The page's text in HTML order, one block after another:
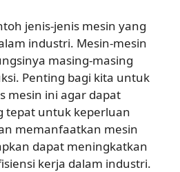
jenis-jenis mesin yang
industri. Mesin-mesin
masing-masing
Penting bagi kita untuk
mesin ini agar dapat
tepat untuk keperluan
memanfaatkan mesin
dapat meningkatkan
kerja dalam industri.